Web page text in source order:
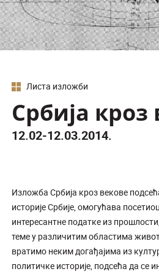
Листа изложби
Србија кроз
12.02-12.03.2014.
Изложба Србија кроз векове
историје Србије, омогућава
интересантне податке из
теме у различитим областима
вратимо неким догађајима из
политичке историје, подсећа да се